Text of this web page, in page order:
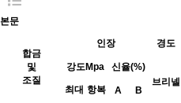
본문
합금
및
조질
인장 경도
강도Mpa
신율(%)
브리넬
최대 항복 A B